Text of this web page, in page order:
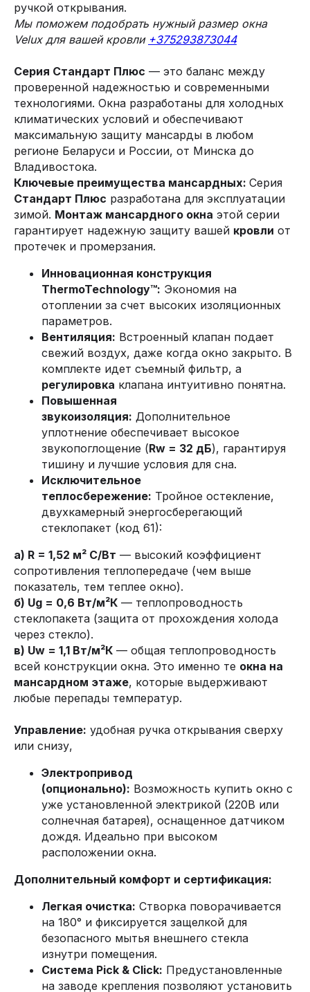
ручкой открывания.
Мы поможем подобрать нужный размер окна
Velux для вашей кровли +375293873044
Серия Стандарт Плюс — это баланс между
проверенной надежностью и современными
технологиями. Окна разработаны для холодных
климатических условий и обеспечивают
максимальную защиту мансарды в любом
регионе Беларуси и России, от Минска до
Владивостока.
Ключевые преимущества мансардных: Серия
Стандарт Плюс разработана для эксплуатации
зимой. Монтаж мансардного окна этой серии
гарантирует надежную защиту вашей кровли от
протечек и промерзания.
Инновационная конструкция
ThermoTechnology™: Экономия на
отоплении за счет высоких изоляционных
параметров.
Вентиляция: Встроенный клапан подает
свежий воздух, даже когда окно закрыто. В
комплекте идет съемный фильтр, а
регулировка клапана интуитивно понятна.
Повышенная
звукоизоляция: Дополнительное
уплотнение обеспечивает высокое
звукопоглощение (Rw = 32 дБ), гарантируя
тишину и лучшие условия для сна.
Исключительное
теплосбережение: Тройное остекление,
двухкамерный энергосберегающий
стеклопакет (код 61):
а) R = 1,52 м² С/Вт — высокий коэффициент
сопротивления теплопередаче (чем выше
показатель, тем теплее окно).
б) Ug = 0,6 Вт/м²К — теплопроводность
стеклопакета (защита от прохождения холода
через стекло).
в) Uw = 1,1 Вт/м²К — общая теплопроводность
всей конструкции окна. Это именно те окна на
мансардном этаже, которые выдерживают
любые перепады температур.
Управление: удобная ручка открывания сверху
или снизу,
Электропривод
(опционально): Возможность купить окно с
уже установленной электрикой (220В или
солнечная батарея), оснащенное датчиком
дождя. Идеально при высоком
расположении окна.
Дополнительный комфорт и сертификация:
Легкая очистка: Створка поворачивается
на 180° и фиксируется защелкой для
безопасного мытья внешнего стекла
изнутри помещения.
Система Pick & Click: Предустановленные
на заводе крепления позволяют установить